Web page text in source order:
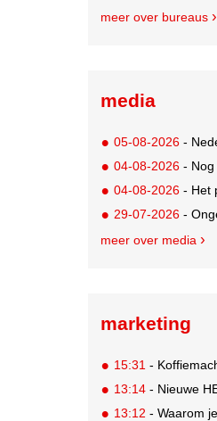
meer over bureaus
media
05-08-2026 -
04-08-2026 -
04-08-2026 - Het
29-07-2026 -
meer over media
marketing
15:31 -
13:14 - Nieuwe
13:12 - Waarom